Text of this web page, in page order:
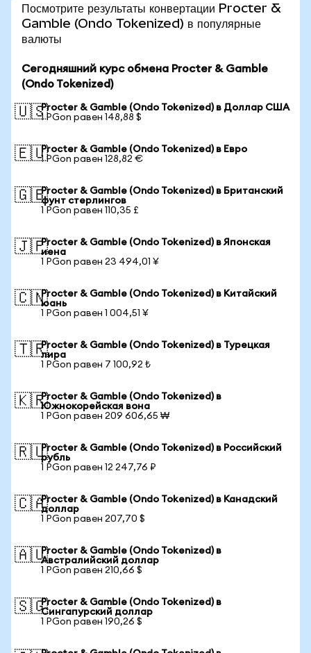
Посмотрите результаты конвертации Procter &
Gamble (Ondo Tokenized) в популярные
валюты
Сегодняшний курс обмена Procter & Gamble
(Ondo Tokenized)
🇺🇸Procter & Gamble (Ondo Tokenized) в Доллар США
1 PGon равен 148,88 $
🇪🇺Procter & Gamble (Ondo Tokenized) в Евро
1 PGon равен 128,82 €
🇬🇧Procter & Gamble (Ondo Tokenized) в Британский
фунт стерлингов
1 PGon равен 110,35 £
🇯🇵Procter & Gamble (Ondo Tokenized) в Японская
иена
1 PGon равен 23 494,01 ¥
🇨🇳Procter & Gamble (Ondo Tokenized) в Китайский
юань
1 PGon равен 1 004,51 ¥
🇹🇷Procter & Gamble (Ondo Tokenized) в Турецкая
лира
1 PGon равен 7 100,92 ₺
🇰🇷Procter & Gamble (Ondo Tokenized) в
Южнокорейская вона
1 PGon равен 209 606,65 ₩
🇷🇺Procter & Gamble (Ondo Tokenized) в Российский
рубль
1 PGon равен 12 247,76 ₽
🇨🇦Procter & Gamble (Ondo Tokenized) в Канадский
доллар
1 PGon равен 207,70 $
🇦🇺Procter & Gamble (Ondo Tokenized) в
Австралийский доллар
1 PGon равен 210,66 $
🇸🇬Procter & Gamble (Ondo Tokenized) в
Сингапурский доллар
1 PGon равен 190,26 $